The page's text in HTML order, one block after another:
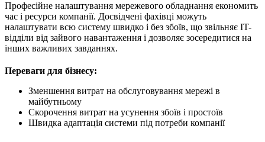
Професійне налаштування мережевого обладнання економить
час і ресурси компанії. Досвідчені фахівці можуть
налаштувати всю систему швидко і без збоїв, що звільняє IT-
відділи від зайвого навантаження і дозволяє зосередитися на
інших важливих завданнях.
Переваги для бізнесу:
Зменшення витрат на обслуговування мережі в
майбутньому
Скорочення витрат на усунення збоїв і простоїв
Швидка адаптація системи під потреби компанії